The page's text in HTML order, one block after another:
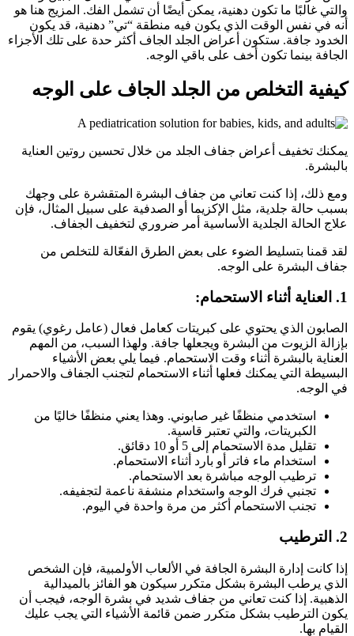
والتي غالبًا ما تكون دهنية، يمكن أيضًا أن تشمل الفك. المزيج هنا هو
أنه في نفس الوقت الذي يكون فيه منطقة “تي” دهنية، قد يكون
الخدود جافة. ستكون أعراض الجلد الجاف أكثر حدة على تلك الأجزاء
الجافة بينما تكون أخف على باقي الوجه.
كيفية التخلص من الجلد الجاف على الوجه
يمكنك تخفيف أعراض جفاف الجلد من خلال تحسين روتين العناية
بالبشرة.
ومع ذلك، إذا كنت تعاني من جفاف البشرة المتقشرة على وجهك
بسبب حالة جلدية، مثل الإكزيما أو الصدفية على سبيل المثال، فإن
علاج الحالة الجلدية الأساسية أمر ضروري لتخفيف الجفاف.
لقد قمنا بتسليط الضوء على بعض الطرق الفعّالة للتخلص من
جفاف البشرة على الوجه.
1. العناية أثناء الاستحمام:
الصابون الذي يحتوي على كبريتات كعامل فعال (عامل رغوي) يقوم
بإزالة الزيوت من البشرة ويجعلها جافة. ولهذا السبب، من المهم
العناية بالبشرة أثناء وقت الاستحمام. فيما يلي بعض الأشياء
البسيطة التي يمكنك فعلها أثناء الاستحمام لتجنب الجفاف والاحمرار
في الوجه.
استخدمي منظفًا غير صابوني. وهذا يعني منظفًا خاليًا من
الكبريتات، والتي تعتبر قاسية.
تقليل مدة الاستحمام إلى 5 أو 10 دقائق.
استخدام ماء فاتر أو بارد أثناء الاستحمام.
ترطيب الوجه مباشرة بعد الاستحمام.
تجنبي فرك الوجه واستخدام منشفة ناعمة لتجفيفه.
تجنب الاستحمام أكثر من مرة واحدة في اليوم.
2. الترطيب
إذا كانت إدارة البشرة الجافة في الألعاب الأولمبية، فإن الشخص
الذي يرطب البشرة بشكل متكرر سيكون هو الفائز بالميدالية
الذهبية. إذا كنت تعاني من جفاف شديد في بشرة الوجه، فيجب أن
يكون الترطيب بشكل متكرر ضمن قائمة الأشياء التي يجب عليك
القيام بها.